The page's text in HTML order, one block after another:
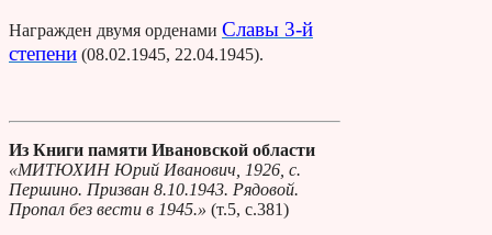
Награжден двумя орденами Славы 3-й
степени (08.02.1945, 22.04.1945).
Из Книги памяти Ивановской области
«МИТЮХИН Юрий Иванович, 1926, с.
Першино. Призван 8.10.1943. Рядовой.
Пропал без вести в 1945.» (т.5, с.381)